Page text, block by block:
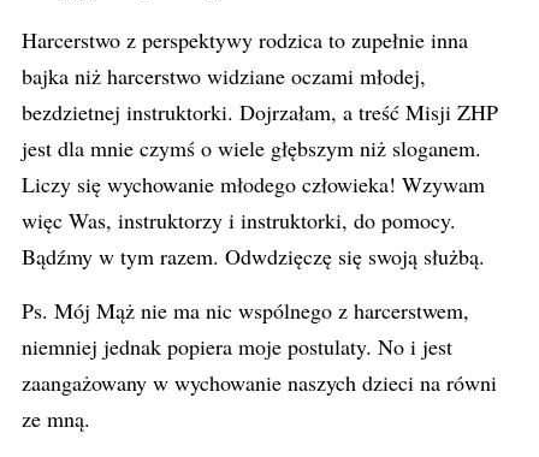
Harcerstwo z perspektywy rodzica to zupełnie inna
bajka niż harcerstwo widziane oczami młodej,
bezdzietnej instruktorki. Dojrzałam, a treść Misji ZHP
jest dla mnie czymś o wiele głębszym niż sloganem.
Liczy się wychowanie młodego człowieka! Wzywam
więc Was, instruktorzy i instruktorki, do pomocy.
Bądźmy w tym razem. Odwdzięczę się swoją służbą.
Ps. Mój Mąż nie ma nic wspólnego z harcerstwem,
niemniej jednak popiera moje postulaty. No i jest
zaangażowany w wychowanie naszych dzieci na równi
ze mną.